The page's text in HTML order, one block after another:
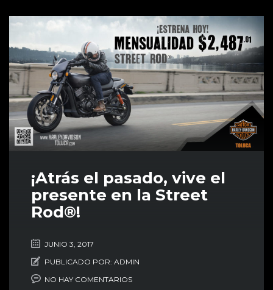
¡Atrás el pasado, vive el
presente en la Street
Rod®!
JUNIO 3, 2017
PUBLICADO POR: ADMIN
NO HAY COMENTARIOS